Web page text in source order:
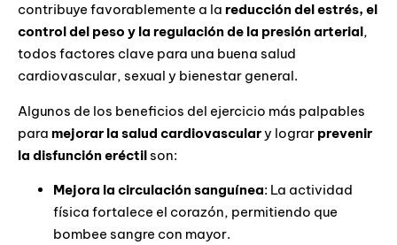
contribuye favorablemente a la reducción del estrés, el
control del peso y la regulación de la presión arterial,
todos factores clave para una buena salud
cardiovascular, sexual y bienestar general.
Algunos de los beneficios del ejercicio más palpables
para mejorar la salud cardiovasculary lograr prevenir
la disfunción eréctilson:
Mejora la circulación sanguínea: La actividad
física fortalece el corazón, permitiendo que
bombee sangre con mayor.